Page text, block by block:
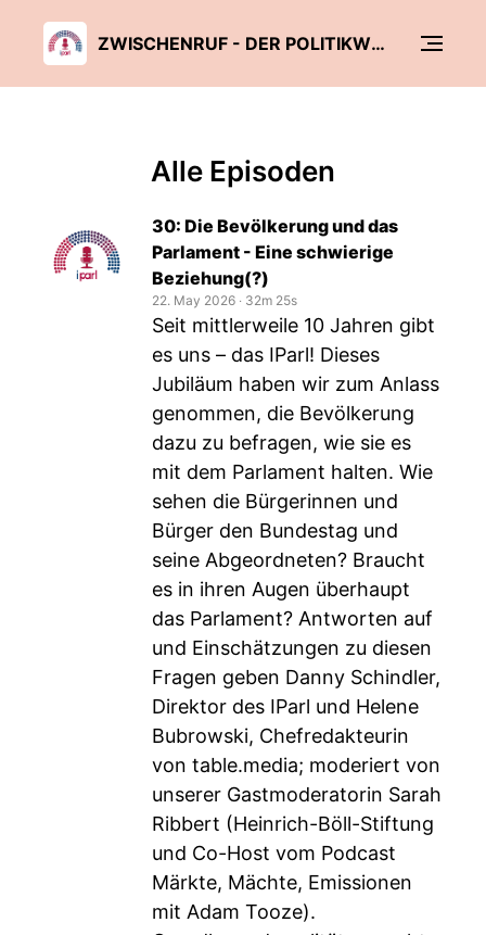
ZWISCHENRUF - DER POLITIKWISSENSCHAFTLICHE PODCAST RUND UMS PARLAMENT
Alle Episoden
30: Die Bevölkerung und das
Parlament - Eine schwierige
Beziehung(?)
22. May 2026 ‧ 32m 25s
Seit mittlerweile 10 Jahren gibt
es uns – das IParl! Dieses
Jubiläum haben wir zum Anlass
genommen, die Bevölkerung
dazu zu befragen, wie sie es
mit dem Parlament halten. Wie
sehen die Bürgerinnen und
Bürger den Bundestag und
seine Abgeordneten? Braucht
es in ihren Augen überhaupt
das Parlament? Antworten auf
und Einschätzungen zu diesen
Fragen geben Danny Schindler,
Direktor des IParl und Helene
Bubrowski, Chefredakteurin
von table.media; moderiert von
unserer Gastmoderatorin Sarah
Ribbert (Heinrich-Böll-Stiftung
und Co-Host vom Podcast
Märkte, Mächte, Emissionen
mit Adam Tooze).